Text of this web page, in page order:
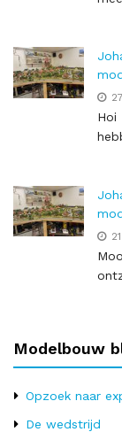
Hoi
Modelbouw
Opzoek naar
De wedstrijd